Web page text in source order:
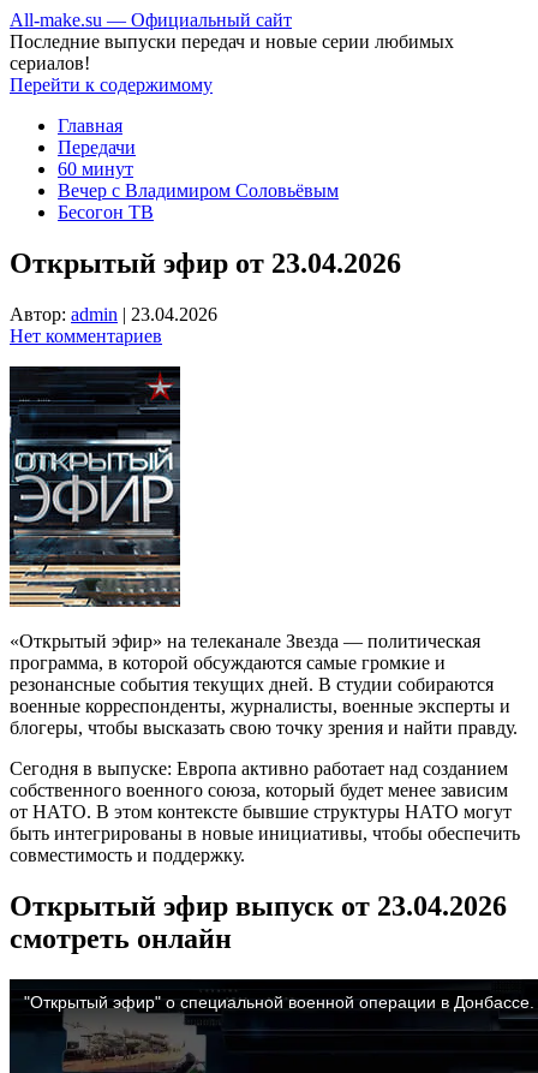
All-make.su — Официальный сайт
Последние выпуски передач и новые серии любимых
сериалов!
Перейти к содержимому
Главная
Передачи
60 минут
Вечер с Владимиром Соловьёвым
Бесогон ТВ
Открытый эфир от 23.04.2026
Автор: admin | 23.04.2026
Нет комментариев
«Открытый эфир» на телеканале Звезда — политическая
программа, в которой обсуждаются самые громкие и
резонансные события текущих дней. В студии собираются
военные корреспонденты, журналисты, военные эксперты и
блогеры, чтобы высказать свою точку зрения и найти правду.
Сегодня в выпуске: Европа активно работает над созданием
собственного военного союза, который будет менее зависим
от НАТО. В этом контексте бывшие структуры НАТО могут
быть интегрированы в новые инициативы, чтобы обеспечить
совместимость и поддержку.
Открытый эфир выпуск от 23.04.2026
смотреть онлайн